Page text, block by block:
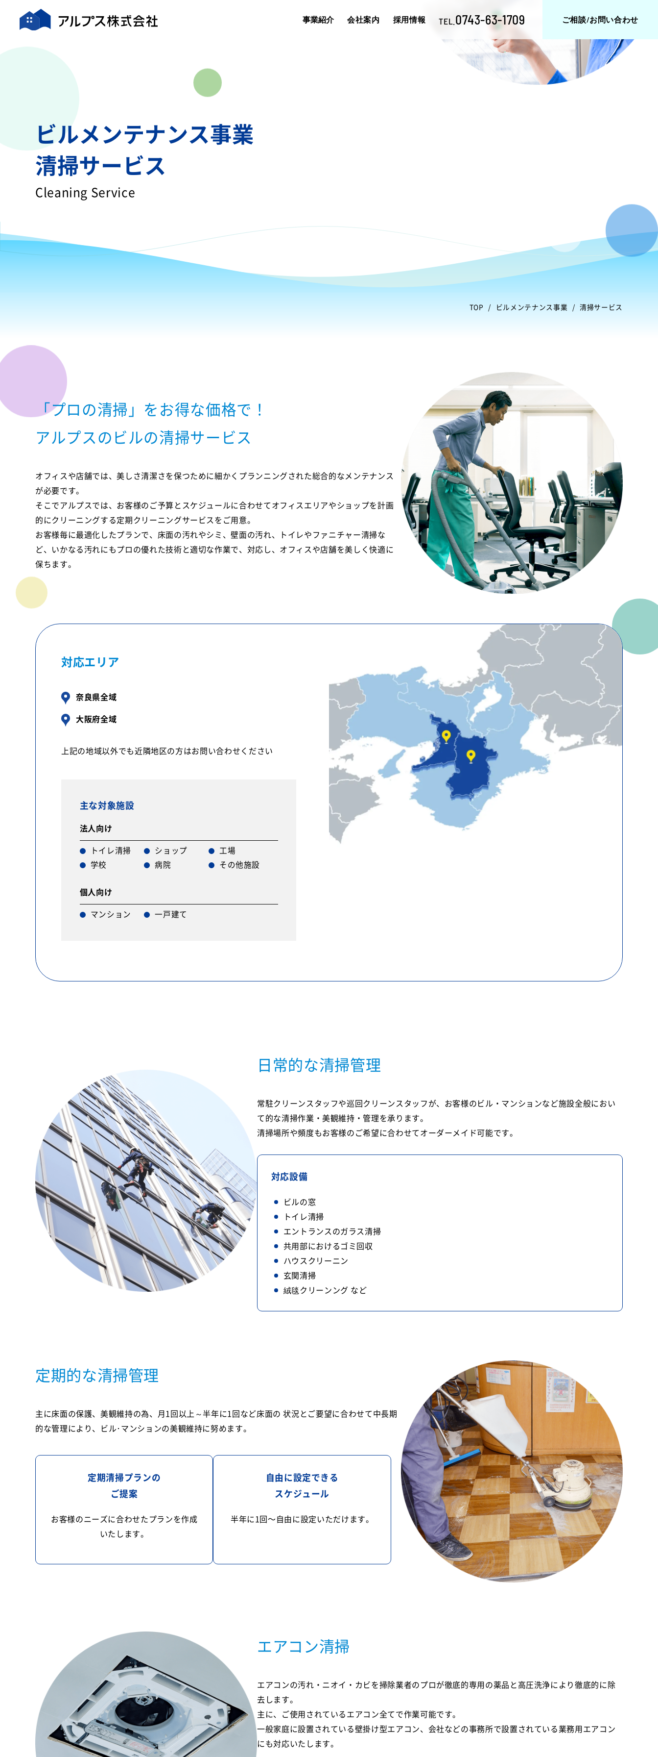
事業紹介 会社案内 採用情報 TEL. 0743-63-1709 ご相談/お問い合わせ
ビルメンテナンス事業
清掃サービス
Cleaning Service
TOP ビルメンテナンス事業 清掃サービス
「プロの清掃」をお得な価格で！
アルプスのビルの清掃サービス
オフィスや店舗では、美しさ清潔さを保つために細かくプランニングされた総合的なメンテナンス
が必要です。
そこでアルプスでは、お客様のご予算とスケジュールに合わせてオフィスエリアやショップを計画
的にクリーニングする定期クリーニングサービスをご用意。
お客様毎に最適化したプランで、床面の汚れやシミ、壁面の汚れ、トイレやファニチャー清掃な
ど、いかなる汚れにもプロの優れた技術と適切な作業で、対応し、オフィスや店舗を美しく快適に
保ちます。
対応エリア
奈良県全域
大阪府全域
上記の地域以外でも近隣地区の方はお問い合わせください
主な対象施設
法人向け
トイレ清掃 ショップ
工場
学校
病院 その他施設
個人向け
マンション 一戸建て
日常的な清掃管理
常駐クリーンスタッフや巡回クリーンスタッフが、お客様のビル・マンションなど施設全般におい
て的な清掃作業・美観維持・管理を承ります。
清掃場所や頻度もお客様のご希望に合わせてオーダーメイド可能です。
対応設備
ビルの窓
トイレ清掃
エントランスのガラス清掃
共用部におけるゴミ回収
ハウスクリーニン
玄関清掃
絨毯クリーンング など
定期的な清掃管理
主に床面の保護、美観維持の為、月1回以上～半年に1回など床面の 状況とご要望に合わせて中長期
的な管理により、ビル･マンションの美観維持に努めます。
定期清掃プランの
ご提案
お客様のニーズに合わせたプランを作成
いたします。
自由に設定できる
スケジュール
半年に1回〜自由に設定いただけます。
エアコン清掃
エアコンの汚れ・ニオイ・カビを掃除業者のプロが徹底的専用の薬品と高圧洗浄により徹底的に除
去します。
主に、ご使用されているエアコン全てで作業可能です。
一般家庭に設置されている壁掛け型エアコン、会社などの事務所で設置されている業務用エアコン
にも対応いたします。